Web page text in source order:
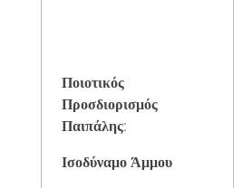
Ποιοτικός
Προσδιορισμός
Παιπάλης:
Ισοδύναμο Άμμου